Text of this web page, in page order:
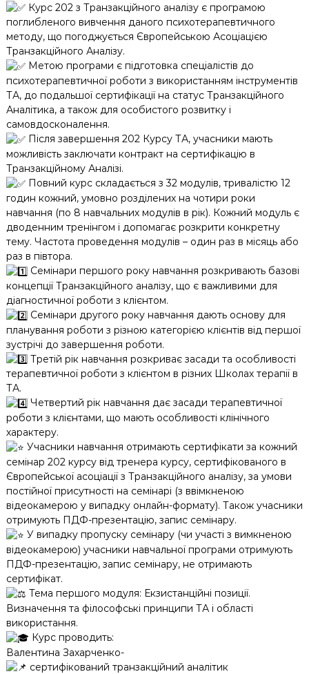
Курс 202 з Транзакційного аналізу є програмою
поглибленого вивчення даного психотерапевтичного
методу, що погоджується Європейською Асоціацією
Транзакційного Аналізу.
Метою програми є підготовка спеціалістів до
психотерапевтичної роботи з використанням інструментів
ТА, до подальшої сертифікації на статус Транзакційного
Аналітика, а також для особистого розвитку і
самовдосконалення.
Після завершення 202 Курсу ТА, учасники мають
можливість заключати контракт на сертифікацію в
Транзакційному Аналізі.
Повний курс складається з 32 модулів, тривалістю 12
годин кожний, умовно розділених на чотири роки
навчання (по 8 навчальних модулів в рік). Кожний модуль є
дводенним тренінгом і допомагає розкрити конкретну
тему. Частота проведення модулів – один раз в місяць або
раз в півтора.
Семінари першого року навчання розкривають базові
концепції Транзакційного аналізу, що є важливими для
діагностичної роботи з клієнтом.
Семінари другого року навчання дають основу для
планування роботи з різною категорією клієнтів від першої
зустрічі до завершення роботи.
Третій рік навчання розкриває засади та особливості
терапевтичної роботи з клієнтом в різних Школах терапії в
ТА.
Четвертий рік навчання дає засади терапевтичної
роботи з клієнтами, що мають особливості клінічного
характеру.
Учасники навчання отримають сертифікати за кожний
семінар 202 курсу від тренера курсу, сертифікованого в
Європейської асоціації з Транзакційного аналізу, за умови
постійної присутності на семінарі (з ввімкненою
відеокамерою у випадку онлайн-формату). Також учасники
отримують ПДФ-презентацію, запис семінару.
У випадку пропуску семінару (чи участі з вимкненою
відеокамерою) учасники навчальної програми отримують
ПДФ-презентацію, запис семінару, не отримають
сертифікат.
Тема першого модуля: Екзистанційні позиції.
Визначення та філософські принципи ТА і області
використання.
Курс проводить:
Валентина Захарченко-
сертифікований транзакційний аналітик